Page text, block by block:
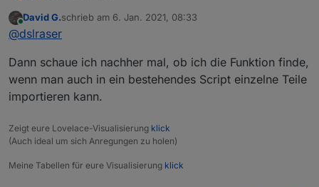
Bereiche extrahieren. Einfach den Baustein, also die
Blockly importieren.
Online
David G.schrieb am 6. Jan. 2021, 08:33
zuletzt editiert von
@dslraser
Dann schaue ich nachher mal, ob ich die Funktion finde,
wenn man auch in ein bestehendes Script einzelne Teile
importieren kann.
Zeigt eure Lovelace-Visualisierung klick
(Auch ideal um sich Anregungen zu holen)
Meine Tabellen für eure Visualisierung klick